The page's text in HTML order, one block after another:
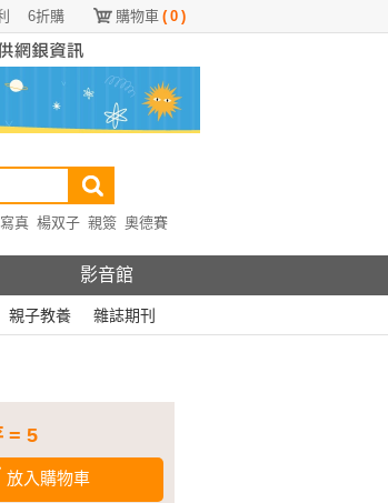
購物車 ( 0 )
6折購
寫真 楊双子 親簽 奧德賽
影音館
親子教養 雜誌期刊
= 5
放入購物車